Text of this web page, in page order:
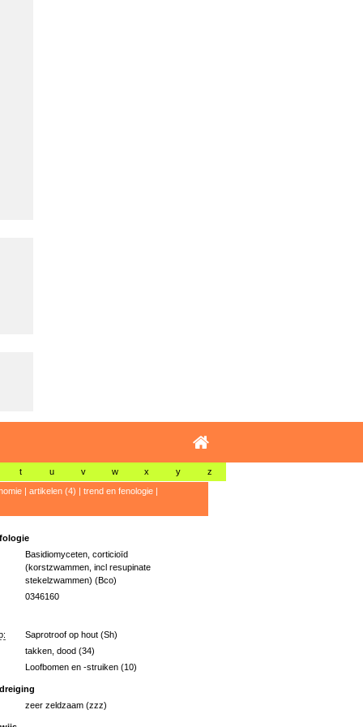
t u v w x y z
| artikelen (4) | trend en fenologie|
Basidiomyceten, corticioïd
(korstzwammen, incl resupinate
stekelzwammen) (Bco)
0346160
Saprotroof op hout (Sh)
takken, dood (34)
Loofbomen en -struiken (10)
zeer zeldzaam (zzz)